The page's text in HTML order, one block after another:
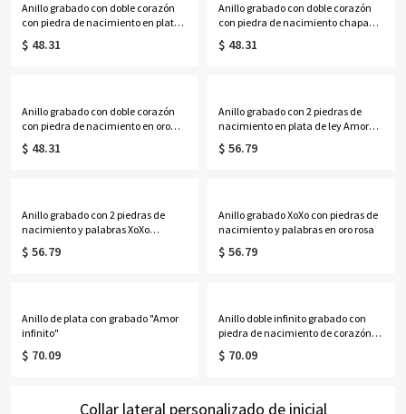
Anillo grabado con doble corazón
con piedra de nacimiento en plata
de ley
$ 48.31
Anillo grabado con doble corazón
con piedra de nacimiento chapado
en oro
$ 48.31
Anillo grabado con doble corazón
con piedra de nacimiento en oro
rosa
$ 48.31
Anillo grabado con 2 piedras de
nacimiento en plata de ley Amor
XoXo
$ 56.79
Anillo grabado con 2 piedras de
nacimiento y palabras XoXo
chapado en oro
$ 56.79
Anillo grabado XoXo con piedras de
nacimiento y palabras en oro rosa
$ 56.79
Anillo de plata con grabado "Amor
infinito"
$ 70.09
Anillo doble infinito grabado con
piedra de nacimiento de corazón
bañado en oro
$ 70.09
Collar lateral personalizado de inicial